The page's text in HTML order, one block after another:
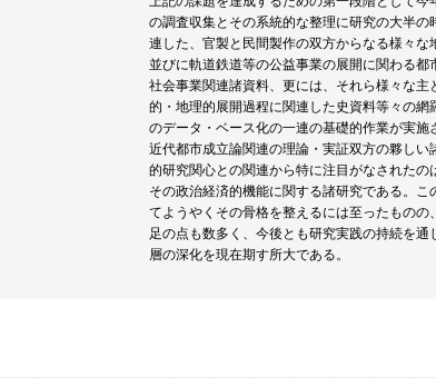
の調査収集とその系統的な整理に研究の大半
連した、官製と民間製作の双方からなる様々
並びに軌道鉄道等の公益事業の展開に関わる
社会事業関連諸資料、更には、それら様々な
的・地理的展開過程に関連した史資料等々の
のデータ・ベース化の一連の基礎的作業が実
近代都市成立論関連の理論・実証双方の夥し
的研究関心との関連から特に注目がなされた
その政治経済的機能に関する諸研究である。
てようやくその骨格を整えるには至ったもの
足の点も数多く、今後とも研究実践の持続を
層の深化を現在期す所大である。